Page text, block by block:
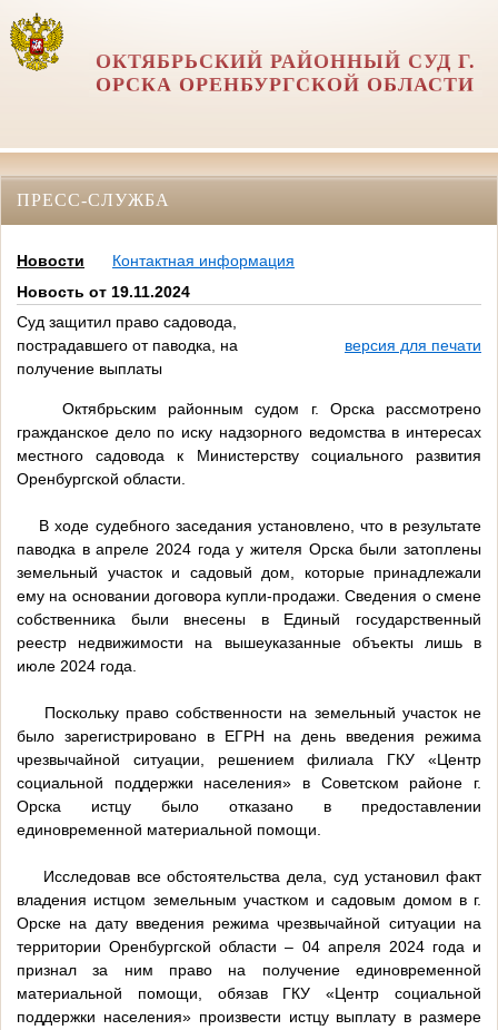
ОКТЯБРЬСКИЙ РАЙОННЫЙ СУД Г.
ОРСКА ОРЕНБУРГСКОЙ ОБЛАСТИ
ПРЕСС-СЛУЖБА
Новости
Контактная информация
Новость от 19.11.2024
Суд защитил право садовода,
пострадавшего от паводка, на
получение выплаты
версия для печати
Октябрьским районным судом г. Орска рассмотрено
гражданское дело по иску надзорного ведомства в интересах
местного садовода к Министерству социального развития
Оренбургской области.
В ходе судебного заседания установлено, что в результате
паводка в апреле 2024 года у жителя Орска были затоплены
земельный участок и садовый дом, которые принадлежали
ему на основании договора купли-продажи. Сведения о смене
собственника были внесены в Единый государственный
реестр недвижимости на вышеуказанные объекты лишь в
июле 2024 года.
Поскольку право собственности на земельный участок не
было зарегистрировано в ЕГРН на день введения режима
чрезвычайной ситуации, решением филиала ГКУ «Центр
социальной поддержки населения» в Советском районе г.
Орска истцу было отказано в предоставлении
единовременной материальной помощи.
Исследовав все обстоятельства дела, суд установил факт
владения истцом земельным участком и садовым домом в г.
Орске на дату введения режима чрезвычайной ситуации на
территории Оренбургской области – 04 апреля 2024 года и
признал за ним право на получение единовременной
материальной помощи, обязав ГКУ «Центр социальной
поддержки населения» произвести истцу выплату в размере